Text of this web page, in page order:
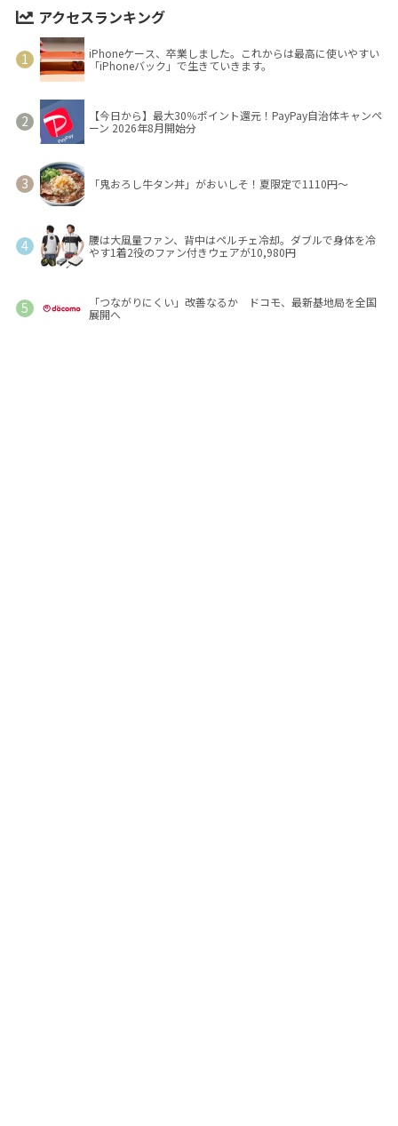
アクセスランキング
iPhoneケース、卒業しました。これからは最高に使いやすい
「iPhoneバック」で生きていきます。
【今日から】最大30％ポイント還元！PayPay自治体キャンペ
ーン 2026年8月開始分
「鬼おろし牛タン丼」がおいしそ！夏限定で1110円～
腰は大風量ファン、背中はペルチェ冷却。ダブルで身体を冷
やす1着2役のファン付きウェアが10,980円
「つながりにくい」改善なるか ドコモ、最新基地局を全国
展開へ